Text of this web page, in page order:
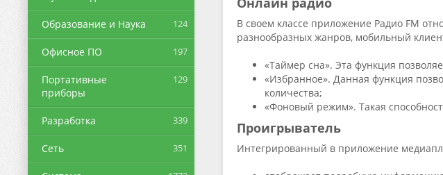
Образование и Наука 124
Офисное ПО 197
Портативные
приборы
129
Разработка 339
Сеть 351
В своем классе приложение Радио FM
разнообразных жанров, мобильный
«Таймер сна». Эта функция
«Избранное». Данная функция
количества;
«Фоновый режим». Такая
Проигрыватель
Интегрированный в приложение